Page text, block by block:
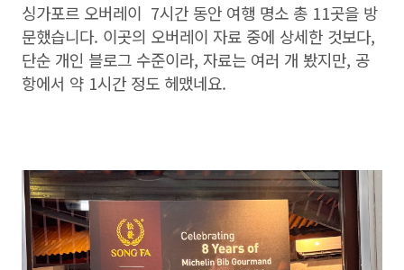
싱가포르 오버레이 7시간 동안 여행 명소 총 11곳을 방
문했습니다. 이곳의 오버레이 자료 중에 상세한 것보다,
단순 개인 블로그 수준이라, 자료는 여러 개 봤지만, 공
항에서 약 1시간 정도 헤맸네요.